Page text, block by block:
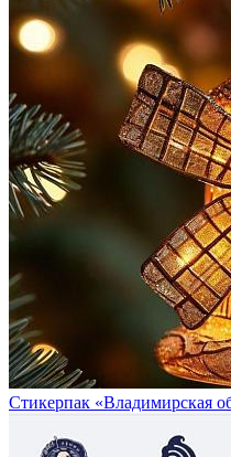
Стикерпак «Владимирская